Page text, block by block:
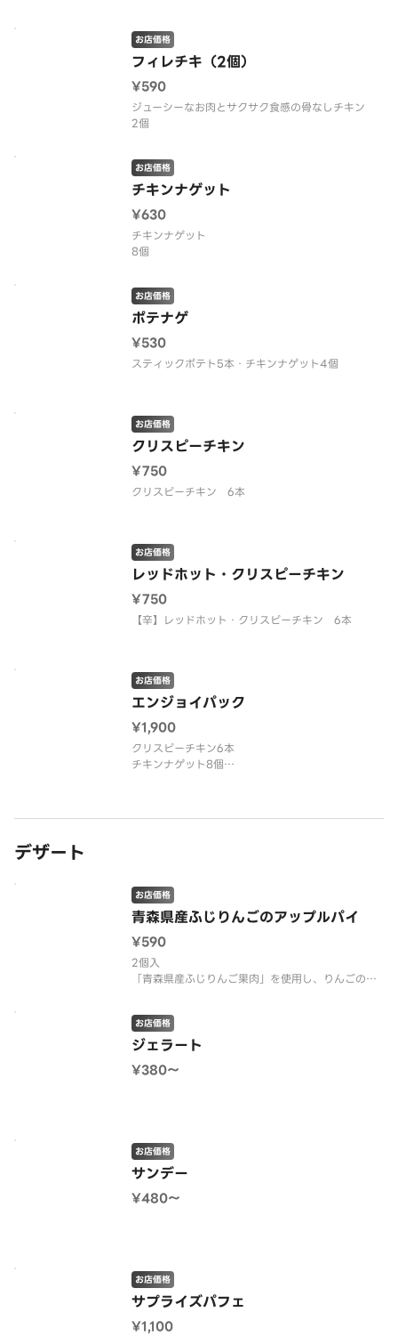
フィレチキ（2個）
お店価格
¥590
ジューシーなお肉とサクサク食感の骨なしチキン
2個
チキンナゲット
お店価格
¥630
チキンナゲット
8個
ポテナゲ
お店価格
¥530
スティックポテト5本・チキンナゲット4個
クリスピーチキン
お店価格
¥750
クリスピーチキン 6本
レッドホット・クリスピーチキン
お店価格
¥750
【辛】レッドホット・クリスピーチキン 6本
エンジョイパック
お店価格
¥1,900
クリスピーチキン6本
チキンナゲット8個
デザート
青森県産ふじりんごのアップルパイ
お店価格
¥590
2個入
「青森県産ふじりんご果肉」を使用し、りんごの食
ジェラート
お店価格
¥380〜
サンデー
お店価格
¥480〜
サプライズパフェ
お店価格
¥1,100